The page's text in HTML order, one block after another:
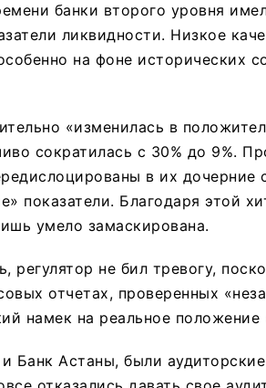
банки второго уровня
ликвидности. Низкое
на фоне исторических
«изменилась в
сократилась с 30% до 9%.
в их дочерние
показатели. Благодаря этой
умело замаскирована.
регулятор не бил тревогу,
отчетах, проверенных
намек на реальное положение
Банк Астаны, были